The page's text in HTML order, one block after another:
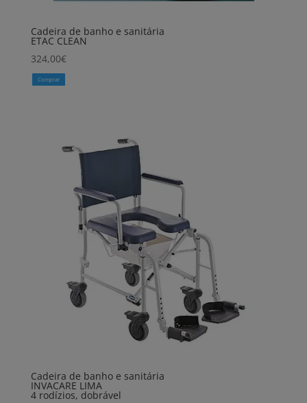
Cadeira de banho e sanitária
ETAC CLEAN
324,00€
Comprar
Cadeira de banho e sanitária
INVACARE LIMA
4 rodízios, dobrável